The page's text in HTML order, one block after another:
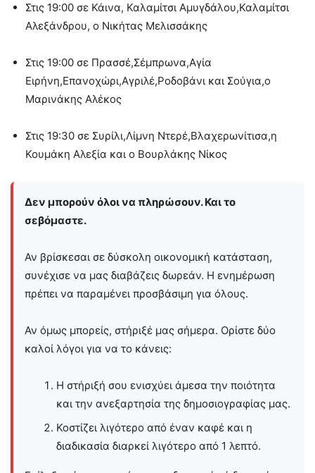
Στις 19:00 σε Κάινα, Καλαμίτσι Αμυγδάλου,Καλαμίτσι
Αλεξάνδρου, o Νικήτας Μελισσάκης
Στις 19:00 σε Πρασσέ,Σέμπρωνα,Αγία
Ειρήνη,Επανοχώρι,Αγριλέ,Ροδοβάνι και Σούγια,ο
Μαρινάκης Αλέκος
Στις 19:30 σε Συρίλι,Λίμνη Ντερέ,Βλαχερωνίτισα,η
Κουμάκη Αλεξία και ο Βουρλάκης Νίκος
Δεν μπορούν όλοι να πληρώσουν. Και το
σεβόμαστε.
Αν βρίσκεσαι σε δύσκολη οικονομική κατάσταση,
συνέχισε να μας διαβάζεις δωρεάν. Η ενημέρωση
πρέπει να παραμένει προσβάσιμη για όλους.
Αν όμως μπορείς, στήριξέ μας σήμερα. Ορίστε δύο
καλοί λόγοι για να το κάνεις:
Η στήριξή σου ενισχύει άμεσα την ποιότητα
και την ανεξαρτησία της δημοσιογραφίας μας.
Κοστίζει λιγότερο από έναν καφέ και η
διαδικασία διαρκεί λιγότερο από 1 λεπτό.